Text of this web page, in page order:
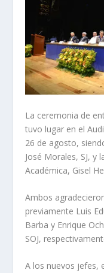
La ceremonia de
tuvo lugar en el
26 de agosto,
José Morales, SJ, y
Académica, Gisel
Ambos
previamente Luis
Barba y Enrique
SOJ,
A los nuevos jefes,